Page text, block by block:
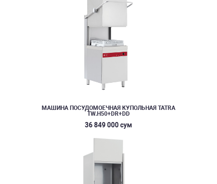
МАШИНА ПОСУДОМОЕЧНАЯ КУПОЛЬНАЯ TATRA
TW.H50+DR+DD
36 849 000 сум